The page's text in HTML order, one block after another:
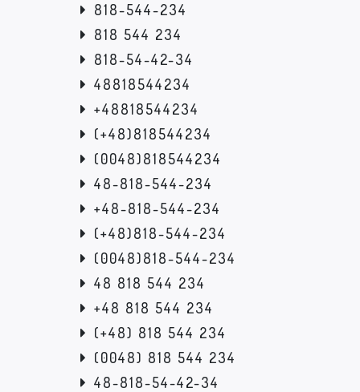
818-544-234
818 544 234
818-54-42-34
48818544234
+48818544234
(+48)818544234
(0048)818544234
48-818-544-234
+48-818-544-234
(+48)818-544-234
(0048)818-544-234
48 818 544 234
+48 818 544 234
(+48) 818 544 234
(0048) 818 544 234
48-818-54-42-34